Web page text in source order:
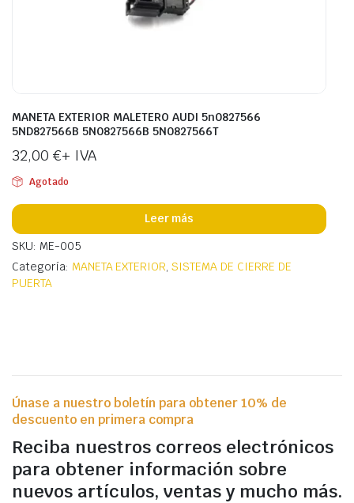
MANETA EXTERIOR MALETERO AUDI 5n0827566
5ND827566B 5N0827566B 5N0827566T
32,00 €+ IVA
Agotado
Leer más
SKU: ME-005
Categoría: MANETA EXTERIOR,SISTEMA DE CIERRE DE
PUERTA
Únase a nuestro boletín para obtener 10% de
descuento en primera compra
Reciba nuestros correos electrónicos
para obtener información sobre
nuevos artículos, ventas y mucho más.